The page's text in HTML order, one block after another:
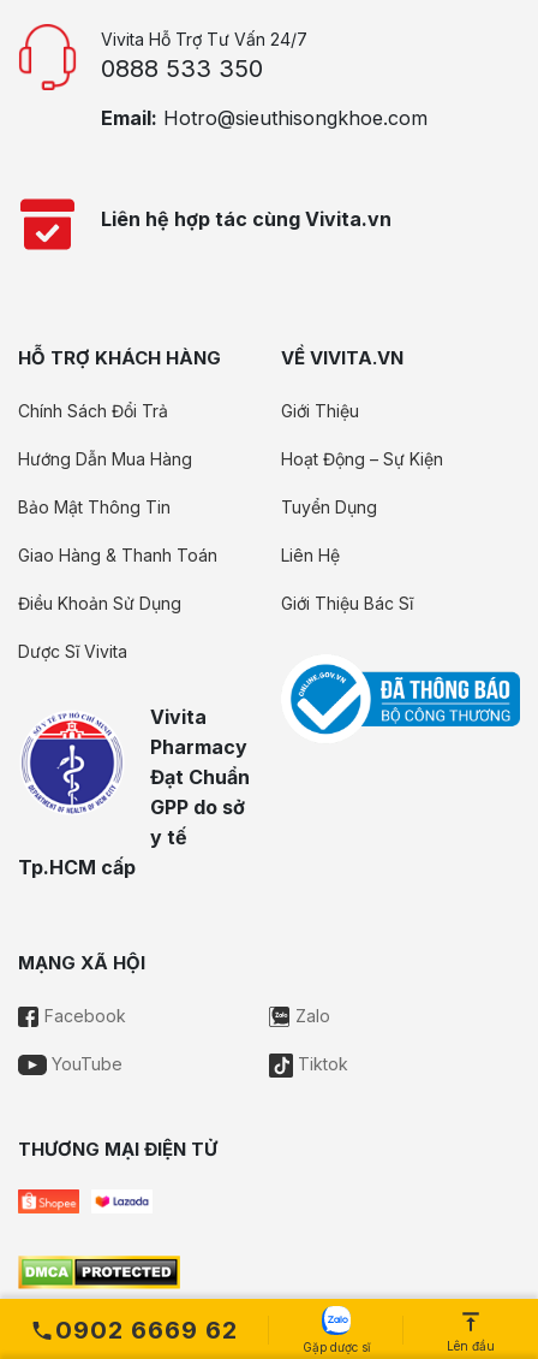
0902 6669 62
Gặp dược sĩ Lên đầu
Vivita Hỗ Trợ Tư Vấn 24/7
0888 533 350
Email: Hotro@sieuthisongkhoe.com
Liên hệ hợp tác cùng Vivita.vn
HỖ TRỢ KHÁCH HÀNG
Chính Sách Đổi Trả
Hướng Dẫn Mua Hàng
Bảo Mật Thông Tin
Giao Hàng & Thanh Toán
Điều Khoản Sử Dụng
Dược Sĩ Vivita
Vivita
Pharmacy
Đạt Chuẩn
GPP do sở
y tế
Tp.HCM cấp
VỀ VIVITA.VN
Giới Thiệu
Hoạt Động – Sự Kiện
Tuyển Dụng
Liên Hệ
Giới Thiệu Bác Sĩ
MẠNG XÃ HỘI
Facebook Zalo
YouTube Tiktok
THƯƠNG MẠI ĐIỆN TỬ